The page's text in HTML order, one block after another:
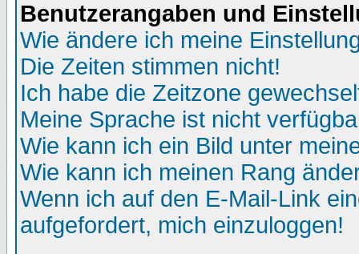
Benutzerangaben und
Wie ändere ich meine
Die Zeiten stimmen nicht!
Ich habe die Zeitzone
Meine Sprache ist nicht
Wie kann ich ein Bild unter
Wie kann ich meinen Rang
Wenn ich auf den E-Mail-Link
aufgefordert, mich einzuloggen!